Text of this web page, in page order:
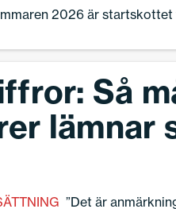
2026 är startskottet
Så
lämnar
”Det är